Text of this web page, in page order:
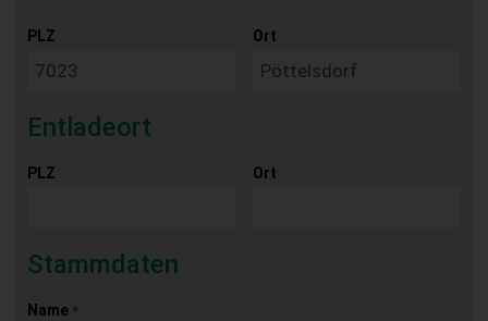
PLZ Ort
Entladeort
PLZ Ort
Stammdaten
Name *